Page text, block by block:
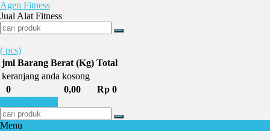
Agen Fitness
Jual Alat Fitness
( pcs)
jml Barang Berat (Kg) Total
keranjang anda kosong
0
0,00
Rp 0
Menu